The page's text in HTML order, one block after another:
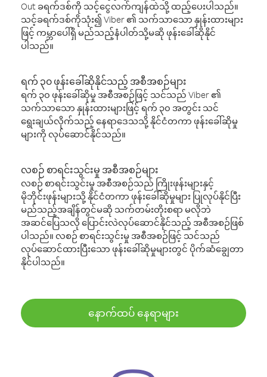
Out ခရက်ဒစ်ကို သင့်ငွေလက်ကျန်ထဲသို့ ထည့်ပေးပါသည်။
သင့်ခရက်ဒစ်ကိုသုံး၍ Viber ၏ သက်သာသော နှုန်းထားများ
ဖြင့် ကမ္ဘာပေါ်ရှိ မည်သည့်နံပါတ်သို့မဆို ဖုန်းခေါ်ဆိုနိုင်
ပါသည်။
ရက် ၃၀ ဖုန်းခေါ်ဆိုနိုင်သည့် အစီအစဉ်များ
ရက် ၃၀ ဖုန်းခေါ်ဆိုမှု အစီအစဉ်ဖြင့် သင်သည် Viber ၏
သက်သာသော နှုန်းထားများဖြင့် ရက် ၃၀ အတွင်း သင်
ရွေးချယ်လိုက်သည့် နေရာဒေသသို့ နိုင်ငံတကာ ဖုန်းခေါ်ဆိုမှု
များကို လုပ်ဆောင်နိုင်သည်။
လစဉ် စာရင်းသွင်းမှု အစီအစဉ်များ
လစဉ် စာရင်းသွင်းမှု အစီအစဉ်သည် ကြိုးဖုန်းများနှင့်
မိုဘိုင်းဖုန်းများသို့ နိုင်ငံတကာ ဖုန်းခေါ်ဆိုမှုများ ပြုလုပ်နိုင်ပြီး
မည်သည့်အချိန်တွင်မဆို သက်တမ်းတိုးစရာ မလိုဘဲ
အဆင်ပြေသလို ပြောင်းလဲလုပ်ဆောင်နိုင်သည့် အစီအစဉ်ဖြစ်
ပါသည်။ လစဉ် စာရင်းသွင်းမှု အစီအစဉ်ဖြင့် သင်သည်
လုပ်ဆောင်ထားပြီးသော ဖုန်းခေါ်ဆိုမှုများတွင် ပိုက်ဆံချွေတာ
နိုင်ပါသည်။
နောက်ထပ် နေရာများ